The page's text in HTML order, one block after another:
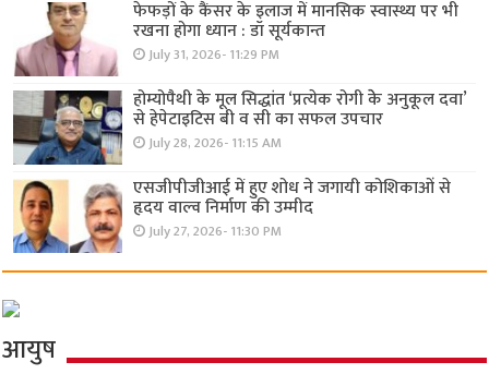
फेफड़ों के कैंसर के इलाज में मानसिक स्वास्थ्य पर भी
रखना होगा ध्यान : डॉ सूर्यकान्त
July 31, 2026- 11:29 PM
होम्योपैथी के मूल सिद्धांत ‘प्रत्येक रोगी केे अनुकूल दवा’
से हेपेटाइटिस बी व सी का सफल उपचार
July 28, 2026- 11:15 AM
एसजीपीजीआई में हुए शोध ने जगायी कोशिकाओं से
हृदय वाल्व निर्माण की उम्मीद
July 27, 2026- 11:30 PM
आयुष